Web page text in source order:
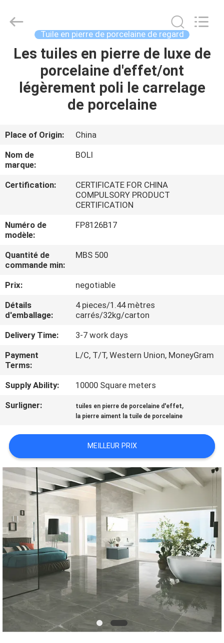
MAISON
VIDÉOS
À
DE
NOUS
VISITE
DE
L'USINE
CONTRÔLE
DE
LA
QUALITÉ
NOUS
CONTACTER
DEMANDEZ
UN DEVIS
PLAN
DU
SITE
POLITIQUE
DE
CONFIDENTIALITÉ
CERAMICS
Tuile en pierre de porcelaine de regard
Les tuiles en pierre de luxe de
porcelaine d'effet/ont
légèrement poli le carrelage
de porcelaine
Place of Origin:
China
Nom de
marque:
BOLI
Certification:
CERTIFICATE FOR CHINA
COMPULSORY PRODUCT
CERTIFICATION
Numéro de
modèle:
FP8126B17
Quantité de
commande min:
MBS 500
Prix:
negotiable
Détails
d'emballage:
4 pieces/1.44 mètres
carrés/32kg/carton
Delivery Time:
3-7 work days
Payment
Terms:
L/C, T/T, Western Union, MoneyGram
Supply Ability:
10000 Square meters
Surligner:
tuiles en pierre de porcelaine d'effet,
la pierre aiment la tuile de porcelaine
MEILLEUR PRIX